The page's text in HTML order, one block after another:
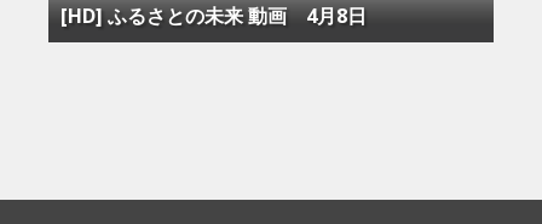
[HD] ふるさとの未来 動画 4月8日